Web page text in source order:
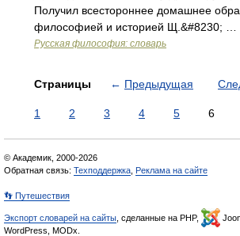
Получил всестороннее домашнее
философией и историей Щ.&#8230; …
Русская философия: словарь
Страницы ← Предыдущая
1 2 3 4 5 6
© Академик, 2000-2026
Обратная связь: Техподдержка Реклама на сайте
👣 Путешествия
Экспорт словарей на сайты , сделанные на PHP,
WordPress, MODx.